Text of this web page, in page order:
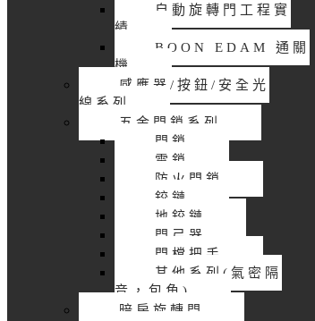
自動旋轉門工程實
績
BOON EDAM 通關
機
感應器/按鈕/安全光
線系列
五金門鎖系列
門鎖
電鎖
防火門鎖
鉸鏈
地鉸鏈
門弓器
門樘把手
其他系列(氣密隔
音，包角)
暗房旋轉門